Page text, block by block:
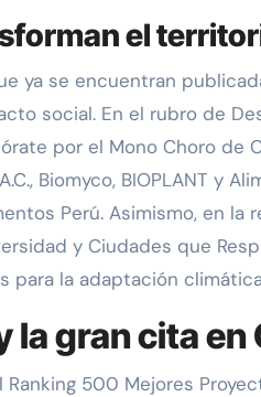
el
ya se encuentran
social. En el rubro de
por el Mono Choro de
Biomyco, BIOPLANT y
Perú. Asimismo, en la
y Ciudades que
para la adaptación
la gran cita en
500 Mejores